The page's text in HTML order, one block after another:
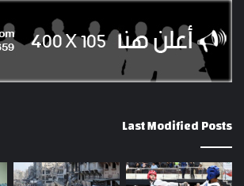
Last Modified Posts